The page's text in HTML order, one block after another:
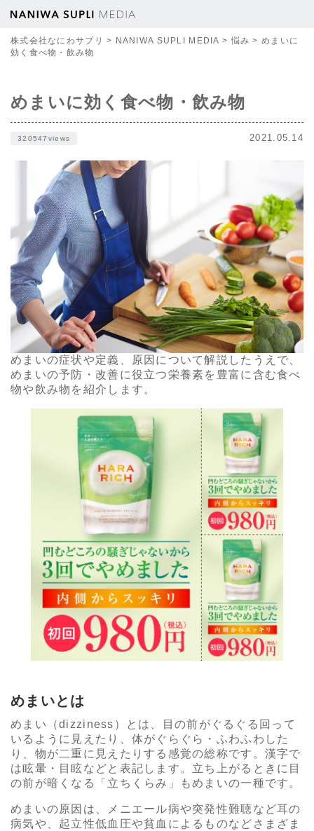
株式会社なにわサプリ > NANIWA SUPLI MEDIA > 悩み > めまいに
効く食べ物・飲み物
めまいに効く食べ物・飲み物
320547views 2021.05.14
めまいの症状や定義、原因について解説したうえで、
めまいの予防・改善に役立つ栄養素を豊富に含む食べ
物や飲み物を紹介します。
めまいとは
めまい（dizziness）とは、目の前がぐるぐる回って
いるように見えたり、体がぐらぐら・ふわふわした
り、物が二重に見えたりする感覚の総称です。漢字で
は眩暈・目眩などと表記します。立ち上がるときに目
の前が暗くなる「立ちくらみ」もめまいの一種です。
めまいの原因は、メニエール病や突発性難聴など耳の
病気や、起立性低血圧や貧血によるものなどさまざま